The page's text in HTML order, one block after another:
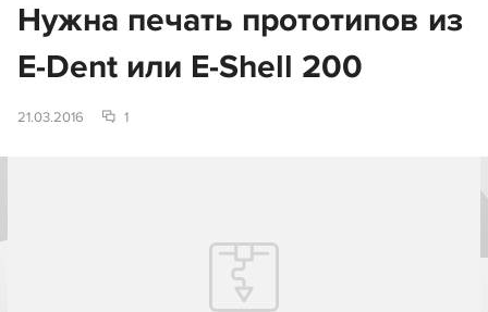
Нужна печать прототипов из
E-Dent или E-Shell 200
21.03.2016 1